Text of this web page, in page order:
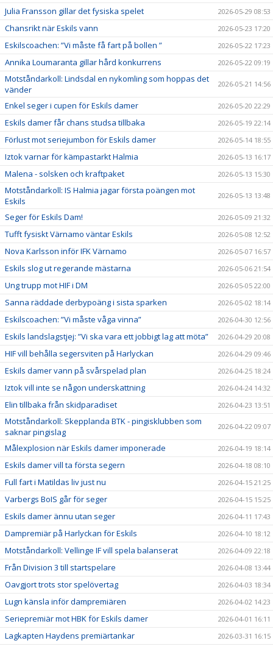
Julia Fransson gillar det fysiska spelet 2026-05-29 08:53
Chansrikt när Eskils vann 2026-05-23 17:20
Eskilscoachen: ”Vi måste få fart på bollen ” 2026-05-22 17:23
Annika Loumaranta gillar hård konkurrens 2026-05-22 09:19
Motståndarkoll: Lindsdal en nykomling som hoppas det
vänder
2026-05-21 14:56
Enkel seger i cupen för Eskils damer 2026-05-20 22:29
Eskils damer får chans studsa tillbaka 2026-05-19 22:14
Förlust mot seriejumbon för Eskils damer 2026-05-14 18:55
Iztok varnar för kämpastarkt Halmia 2026-05-13 16:17
Malena - solsken och kraftpaket 2026-05-13 15:30
Motståndarkoll: IS Halmia jagar första poängen mot
Eskils
2026-05-13 13:48
Seger för Eskils Dam! 2026-05-09 21:32
Tufft fysiskt Värnamo väntar Eskils 2026-05-08 12:52
Nova Karlsson inför IFK Värnamo 2026-05-07 16:57
Eskils slog ut regerande mästarna 2026-05-06 21:54
Ung trupp mot HIF i DM 2026-05-05 22:00
Sanna räddade derbypoäng i sista sparken 2026-05-02 18:14
Eskilscoachen: ”Vi måste våga vinna” 2026-04-30 12:56
Eskils landslagstjej: ”Vi ska vara ett jobbigt lag att möta” 2026-04-29 20:08
HIF vill behålla segersviten på Harlyckan 2026-04-29 09:46
Eskils damer vann på svårspelad plan 2026-04-25 18:24
Iztok vill inte se någon underskattning 2026-04-24 14:32
Elin tillbaka från skidparadiset 2026-04-23 13:51
Motståndarkoll: Skepplanda BTK - pingisklubben som
saknar pingislag
2026-04-22 09:07
Målexplosion när Eskils damer imponerade 2026-04-19 18:14
Eskils damer vill ta första segern 2026-04-18 08:10
Full fart i Matildas liv just nu 2026-04-15 21:25
Varbergs BoIS går för seger 2026-04-15 15:25
Eskils damer ännu utan seger 2026-04-11 17:43
Dampremiär på Harlyckan för Eskils 2026-04-10 18:12
Motståndarkoll: Vellinge IF vill spela balanserat 2026-04-09 22:18
Från Division 3 till startspelare 2026-04-08 13:44
Oavgjort trots stor spelövertag 2026-04-03 18:34
Lugn känsla inför dampremiären 2026-04-02 14:23
Seriepremiär mot HBK för Eskils damer 2026-04-01 16:11
Lagkapten Haydens premiärtankar 2026-03-31 16:15